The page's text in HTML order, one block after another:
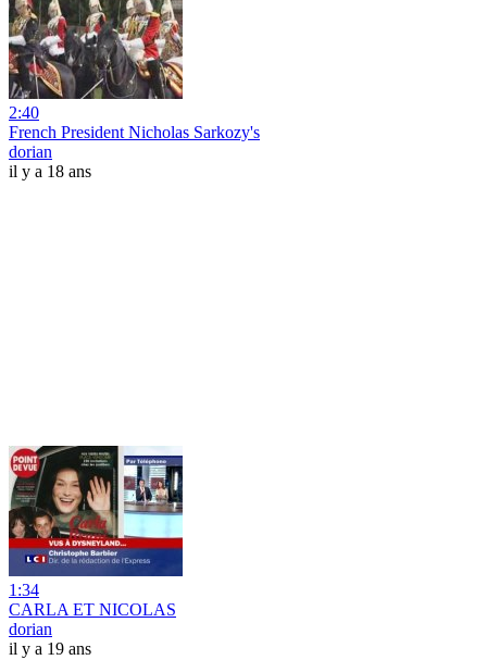
2:40
French President Nicholas Sarkozy's
dorian
il y a 18 ans
1:34
CARLA ET NICOLAS
dorian
il y a 19 ans